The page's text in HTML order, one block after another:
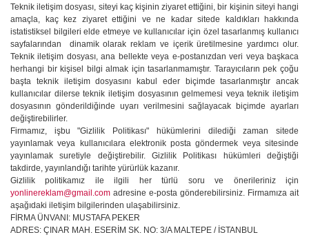
Teknik iletişim dosyası, siteyi kaç kişinin ziyaret ettiğini, bir kişinin siteyi hangi
amaçla, kaç kez ziyaret ettiğini ve ne kadar sitede kaldıkları hakkında
istatistiksel bilgileri elde etmeye ve kullanıcılar için özel tasarlanmış kullanıcı
sayfalarından dinamik olarak reklam ve içerik üretilmesine yardımcı olur.
Teknik iletişim dosyası, ana bellekte veya e-postanızdan veri veya başkaca
herhangi bir kişisel bilgi almak için tasarlanmamıştır. Tarayıcıların pek çoğu
başta teknik iletişim dosyasını kabul eder biçimde tasarlanmıştır ancak
kullanıcılar dilerse teknik iletişim dosyasının gelmemesi veya teknik iletişim
dosyasının gönderildiğinde uyarı verilmesini sağlayacak biçimde ayarları
değiştirebilirler.
Firmamız, işbu "Gizlilik Politikası" hükümlerini dilediği zaman sitede
yayınlamak veya kullanıcılara elektronik posta göndermek veya sitesinde
yayınlamak suretiyle değiştirebilir. Gizlilik Politikası hükümleri değiştiği
takdirde, yayınlandığı tarihte yürürlük kazanır.
Gizlilik politikamız ile ilgili her türlü soru ve önerileriniz için
yonlinereklam@gmail.com adresine e-posta gönderebilirsiniz. Firmamıza ait
aşağıdaki iletişim bilgilerinden ulaşabilirsiniz.
FİRMA ÜNVANI: MUSTAFA PEKER
ADRES: ÇINAR MAH. ESERİM SK. NO: 3/A MALTEPE / İSTANBUL